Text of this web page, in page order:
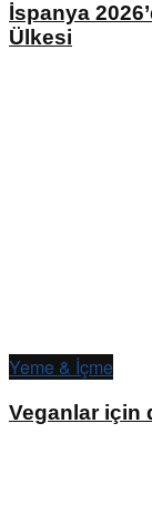
İspanya
Ülkesi
Yeme & İçme
Veganlar için